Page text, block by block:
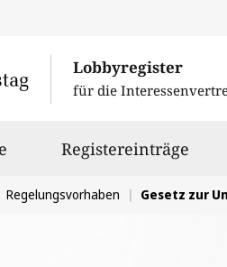
Lobbyregister
für die
Registereinträge
Regelungsvorhaben Gesetz zur Umsetzung der